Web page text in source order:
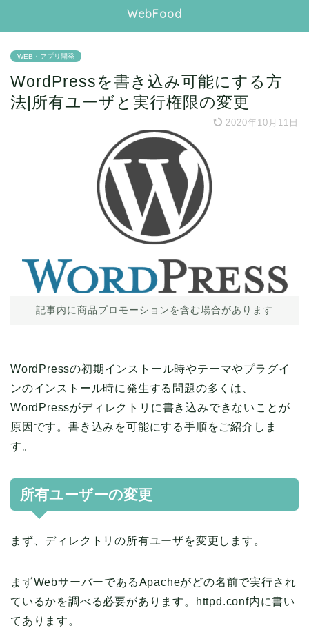
WebFood
WEB・アプリ開発
WordPressを書き込み可能にする方
法|所有ユーザと実行権限の変更
2020年10月11日
記事内に商品プロモーションを含む場合があります
WordPressの初期インストール時やテーマやプラグイ
ンのインストール時に発生する問題の多くは、
WordPressがディレクトリに書き込みできないことが
原因です。書き込みを可能にする手順をご紹介しま
す。
所有ユーザーの変更
まず、ディレクトリの所有ユーザを変更します。
まずWebサーバーであるApacheがどの名前で実行され
ているかを調べる必要があります。httpd.conf内に書い
てあります。